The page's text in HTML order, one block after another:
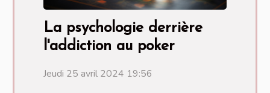
La psychologie derrière
l'addiction au poker
Jeudi 25 avril 2024 19:56